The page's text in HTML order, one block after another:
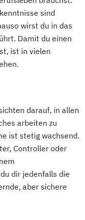
sind
wirst du in das
Damit du einen
ist in vielen
darauf, in allen
arbeiten zu
ist stetig wachsend.
Controller oder
dir jedenfalls die
aber sichere